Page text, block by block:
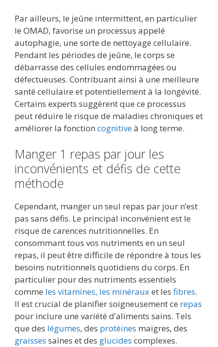
Par ailleurs, le jeûne intermittent, en particulier
le OMAD, favorise un processus appelé
autophagie, une sorte de nettoyage cellulaire.
Pendant les périodes de jeûne, le corps se
débarrasse des cellules endommagées ou
défectueuses. Contribuant ainsi à une meilleure
santé cellulaire et potentiellement à la longévité.
Certains experts suggèrent que ce processus
peut réduire le risque de maladies chroniques et
améliorer la fonction cognitiveà long terme.
Manger 1 repas par jour les
inconvénients et défis de cette
méthode
Cependant, manger un seul repas par jour n’est
pas sans défis. Le principal inconvénient est le
risque de carences nutritionnelles. En
consommant tous vos nutriments en un seul
repas, il peut être difficile de répondre à tous les
besoins nutritionnels quotidiens du corps. En
particulier pour des nutriments essentiels
comme les vitamines, les minérauxet les fibres.
Il est crucial de planifier soigneusement ce repas
pour inclure une variété d’aliments sains. Tels
que des légumes, des protéines maigres, des
graisses saines et des glucides complexes.